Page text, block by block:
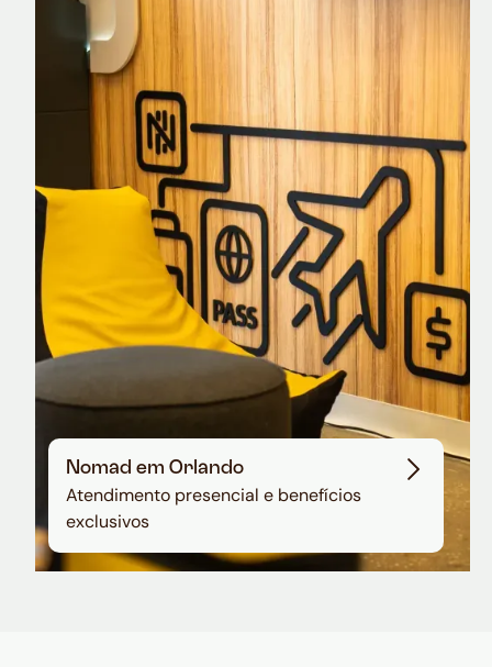
Nomad Explorer
Cartão de crédito brasileiro com cashback
em dólar
Nomad em Orlando
Atendimento presencial e benefícios
exclusivos